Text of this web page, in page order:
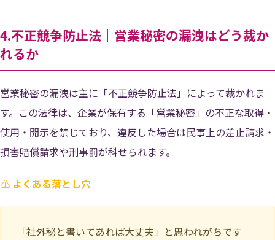
4.不正競争防止法｜営業秘密の漏洩はどう裁か
れるか
営業秘密の漏洩は主に「不正競争防止法」によって裁かれま
す。この法律は、企業が保有する「営業秘密」の不正な取得・
使用・開示を禁じており、違反した場合は民事上の差止請求・
損害賠償請求や刑事罰が科せられます。
⚠️ よくある落とし穴
「社外秘と書いてあれば大丈夫」と思われがちです